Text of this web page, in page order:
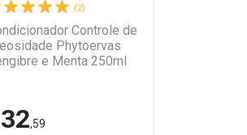
(2)
Controle de
Phytoervas
e Menta 250ml
32,59